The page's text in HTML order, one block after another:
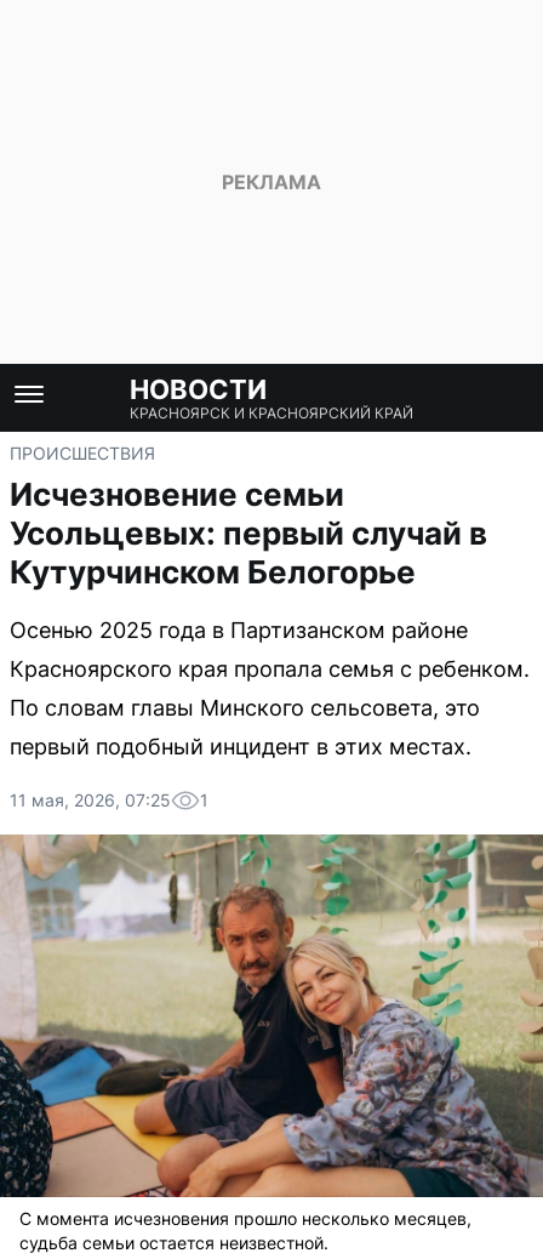
НОВОСТИ
КРАСНОЯРСК И КРАСНОЯРСКИЙ КРАЙ
ПРОИСШЕСТВИЯ
Исчезновение семьи
Усольцевых: первый случай в
Кутурчинском Белогорье
Осенью 2025 года в Партизанском районе
Красноярского края пропала семья с ребенком.
По словам главы Минского сельсовета, это
первый подобный инцидент в этих местах.
11 мая, 2026, 07:25 1
С момента исчезновения прошло несколько месяцев,
судьба семьи остается неизвестной.